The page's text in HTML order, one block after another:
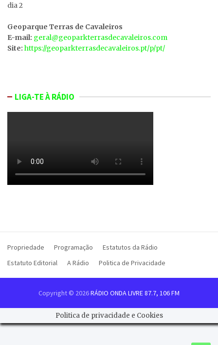
dia 2
Geoparque Terras de Cavaleiros
E-mail: geral@geoparkterrasdecavaleiros.com
Site: https://geoparkterrasdecavaleiros.pt/p/pt/
LIGA-TE À RÁDIO
Propriedade Programação
Estatutos da Rádio
Estatuto Editorial
A Rádio Politica de Privacidade
Copyright © 2026RÁDIO ONDA LIVRE 87.7, 106 FM
Politica de privacidade e Cookies